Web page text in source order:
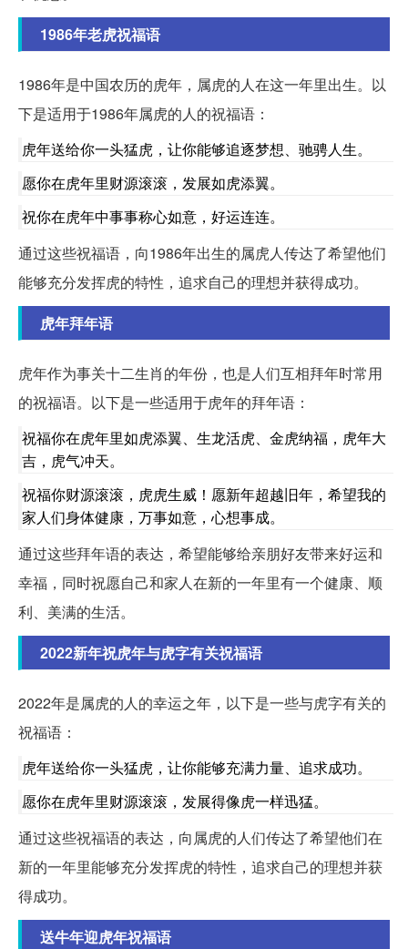
1986年老虎祝福语
1986年是中国农历的虎年，属虎的人在这一年里出生。以
下是适用于1986年属虎的人的祝福语：
虎年送给你一头猛虎，让你能够追逐梦想、驰骋人生。
愿你在虎年里财源滚滚，发展如虎添翼。
祝你在虎年中事事称心如意，好运连连。
通过这些祝福语，向1986年出生的属虎人传达了希望他们
能够充分发挥虎的特性，追求自己的理想并获得成功。
虎年拜年语
虎年作为事关十二生肖的年份，也是人们互相拜年时常用
的祝福语。以下是一些适用于虎年的拜年语：
祝福你在虎年里如虎添翼、生龙活虎、金虎纳福，虎年大
吉，虎气冲天。
祝福你财源滚滚，虎虎生威！愿新年超越旧年，希望我的
家人们身体健康，万事如意，心想事成。
通过这些拜年语的表达，希望能够给亲朋好友带来好运和
幸福，同时祝愿自己和家人在新的一年里有一个健康、顺
利、美满的生活。
2022新年祝虎年与虎字有关祝福语
2022年是属虎的人的幸运之年，以下是一些与虎字有关的
祝福语：
虎年送给你一头猛虎，让你能够充满力量、追求成功。
愿你在虎年里财源滚滚，发展得像虎一样迅猛。
通过这些祝福语的表达，向属虎的人们传达了希望他们在
新的一年里能够充分发挥虎的特性，追求自己的理想并获
得成功。
送牛年迎虎年祝福语